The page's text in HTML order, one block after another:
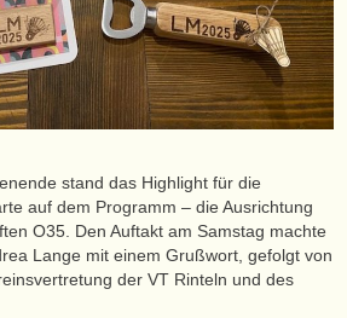
stand das Highlight für die
auf dem Programm – die Ausrichtung
O35. Den Auftakt am Samstag machte
Lange mit einem Grußwort, gefolgt von
der VT Rinteln und des